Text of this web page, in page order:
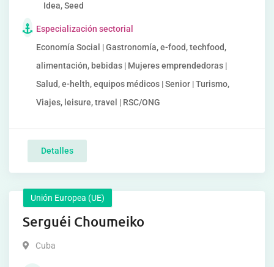
Idea, Seed
Especialización sectorial
Economía Social | Gastronomía, e-food, techfood,
alimentación, bebidas | Mujeres emprendedoras |
Salud, e-helth, equipos médicos | Senior | Turismo,
Viajes, leisure, travel | RSC/ONG
Detalles
Unión Europea (UE)
Serguéi Choumeiko
Cuba